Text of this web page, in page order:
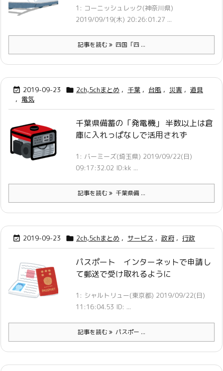
1: コーニッシュレック(神奈川県)
2019/09/19(木) 20:26:01.27 ...
記事を読む 四国「四 ...
 2019-09-23  2ch,5chまとめ , 千葉 , 台風 , 災害 , 道具
, 電気
千葉県備蓄の「発電機」 半数以上は倉
庫に入れっぱなしで活用されず
1: バーミーズ(埼玉県) 2019/09/22(日)
09:17:32.02 ID:kk ...
記事を読む 千葉県備 ...
 2019-09-23  2ch,5chまとめ , サービス , 政府 , 行政
パスポート インターネットで申請し
て郵送で受け取れるように
1: シャルトリュー(東京都) 2019/09/22(日)
11:16:04.53 ID: ...
記事を読む パスポー ...